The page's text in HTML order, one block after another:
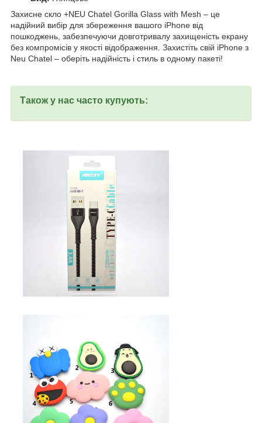
Захисне скло +NEU Chatel Gorilla Glass with Mesh – це
надійний вибір для збереження вашого iPhone від
пошкоджень, забезпечуючи довготривалу захищеність екрану
без компромісів у якості відображення. Захистіть свій iPhone з
Neu Chatel – оберіть надійність і стиль в одному пакеті!
Також у нас часто купують: